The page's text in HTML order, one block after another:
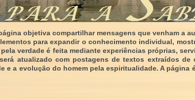
objetiva compartilhar mensagens que venham a
para expandir o conhecimento individual,
verdade é feita mediante experiências próprias,
atualizado com postagens de textos extraídos
e a evolução do homem pela espiritualidade. A página